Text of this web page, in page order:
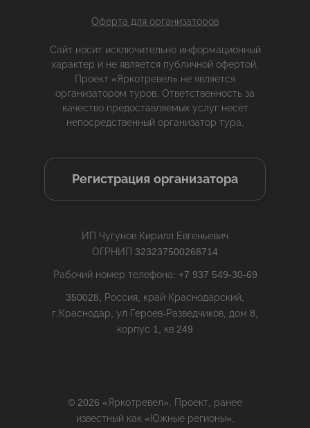
Оферта для организаторов
Сайт носит исключительно информационный
характер и не является публичной офертой.
Проект «Яркотревел» не является
организатором туров. Ответственность за
качество предоставляемых услуг несет
непосредственный организатор тура.
Регистрация организатора
ИП Чугунов Кирилл Евгеньевич
ОГРНИП 323237500268714
Рабочий номер телефона: +7 937 549-30-69
350028, Россия, край Краснодарский,
г.Краснодар, ул Героев-Разведчиков, дом 8,
корпус 1, кв 249
© 2026 «Яркотревел». Проект, ранее
известный как «Южные регионы».